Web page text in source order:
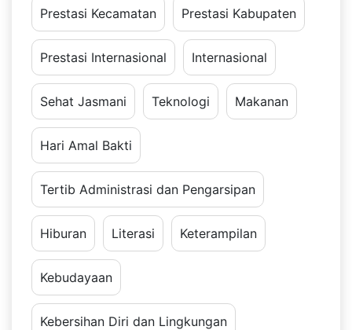
Prestasi Kecamatan Prestasi Kabupaten
Prestasi Internasional Internasional
Sehat Jasmani Teknologi Makanan
Hari Amal Bakti
Tertib Administrasi dan Pengarsipan
Hiburan Literasi Keterampilan
Kebudayaan
Kebersihan Diri dan Lingkungan